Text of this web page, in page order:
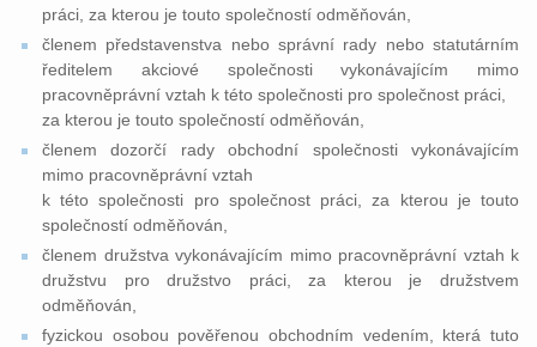
práci, za kterou je touto společností odměňován,
členem představenstva nebo správní rady nebo statutárním
ředitelem akciové společnosti vykonávajícím mimo
pracovněprávní vztah k této společnosti pro společnost práci,
za kterou je touto společností odměňován,
členem dozorčí rady obchodní společnosti vykonávajícím
mimo pracovněprávní vztah
k této společnosti pro společnost práci, za kterou je touto
společností odměňován,
členem družstva vykonávajícím mimo pracovněprávní vztah k
družstvu pro družstvo práci, za kterou je družstvem
odměňován,
fyzickou osobou pověřenou obchodním vedením, která tuto